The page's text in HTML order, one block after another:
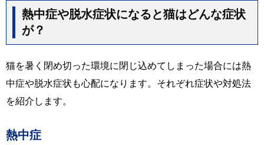
熱中症や脱水症状になると猫はどんな症状
が？
猫を暑く閉め切った環境に閉じ込めてしまった場合には熱
中症や脱水症状も心配になります。それぞれ症状や対処法
を紹介します。
熱中症